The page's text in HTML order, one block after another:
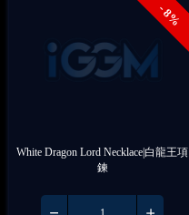
- 8%
White Dragon Lord Necklace|白龍王項
鍊